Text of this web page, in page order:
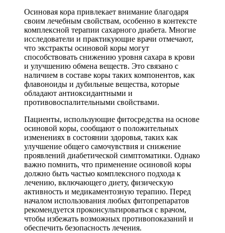
Осиновая кора привлекает внимание благодаря
своим лечебным свойствам, особенно в контексте
комплексной терапии сахарного диабета. Многие
исследователи и практикующие врачи отмечают,
что экстракты осиновой коры могут
способствовать снижению уровня сахара в крови
и улучшению обмена веществ. Это связано с
наличием в составе коры таких компонентов, как
флавоноиды и дубильные вещества, которые
обладают антиоксидантными и
противовоспалительными свойствами.
Пациенты, использующие фитосредства на основе
осиновой коры, сообщают о положительных
изменениях в состоянии здоровья, таких как
улучшение общего самочувствия и снижение
проявлений диабетической симптоматики. Однако
важно помнить, что применение осиновой коры
должно быть частью комплексного подхода к
лечению, включающего диету, физическую
активность и медикаментозную терапию. Перед
началом использования любых фитопрепаратов
рекомендуется проконсультироваться с врачом,
чтобы избежать возможных противопоказаний и
обеспечить безопасность лечения.